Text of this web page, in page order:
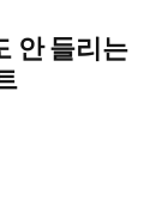
안 들리는